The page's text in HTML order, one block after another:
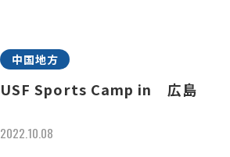
中国地方
USF Sports Camp in 広島
2022.10.08